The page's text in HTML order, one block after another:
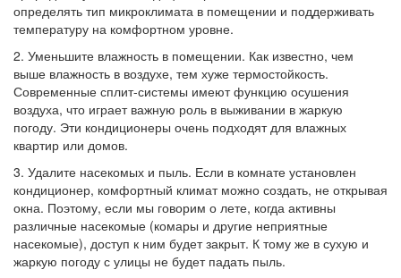
определять тип микроклимата в помещении и поддерживать
температуру на комфортном уровне.
2. Уменьшите влажность в помещении. Как известно, чем
выше влажность в воздухе, тем хуже термостойкость.
Современные сплит-системы имеют функцию осушения
воздуха, что играет важную роль в выживании в жаркую
погоду. Эти кондиционеры очень подходят для влажных
квартир или домов.
3. Удалите насекомых и пыль. Если в комнате установлен
кондиционер, комфортный климат можно создать, не открывая
окна. Поэтому, если мы говорим о лете, когда активны
различные насекомые (комары и другие неприятные
насекомые), доступ к ним будет закрыт. К тому же в сухую и
жаркую погоду с улицы не будет падать пыль.